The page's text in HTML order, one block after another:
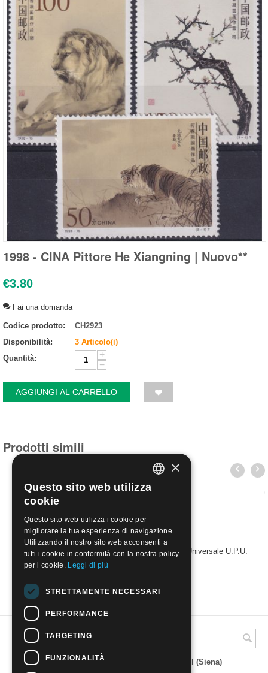
1998 - CINA Pittore He Xiangning | Nuovo**
€3.80
Fai una domanda
Codice prodotto:
CH2923
Disponibilità:
3 Articolo(i)
Quantità:
+
−
AGGIUNGI AL CARRELLO
Prodotti simili
1998 - CINA 22° Congresso dell'Unione Postale Universale U.P.U.
A.M.Phil di Andrea Mulinacci
P.za V. Emanuele 23 - 53019 VAGLIAGLI (Siena)
ITALIAN
×
Questo sito web utilizza
cookie
Questo sito web utilizza i cookie per
migliorare la tua esperienza di navigazione.
Utilizzando il nostro sito web acconsenti a
tutti i cookie in conformità con la nostra policy
per i cookie. Leggi di più
STRETTAMENTE NECESSARI
PERFORMANCE
TARGETING
FUNZIONALITÀ